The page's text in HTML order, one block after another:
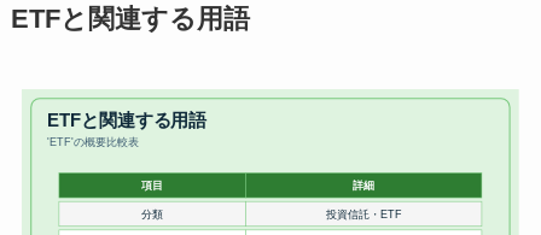
ETFと関連する用語